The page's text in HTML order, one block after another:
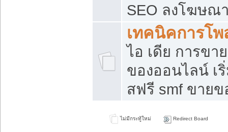
SEO ลงโฆษณ
เทคนิคการโ
ไอ เดีย การขา
ของออนไลน์ เ
สฟรี smf ขาย
ไม่มีกระทู้ใหม่ Redirect Board